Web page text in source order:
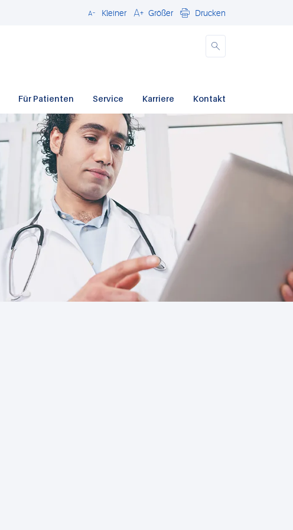
Schließen
Kleiner Größer Drucken
Für Patienten Service Karriere Kontakt